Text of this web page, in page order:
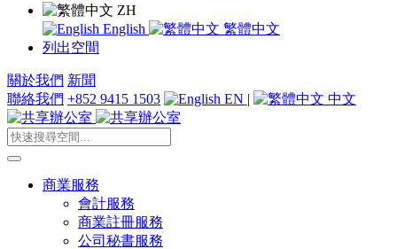
ZH
English
繁體中文
列出空間
關於我們 新聞
聯絡我們 +852 9415 1503 EN | 中文
商業服務
會計服務
商業註冊服務
公司秘書服務